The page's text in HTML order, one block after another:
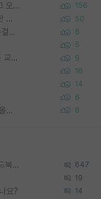
석사입학예정생 분들! 제발 어느 정도 각오는 하고 오세요. 156
포스텍 억까에 대해 (동문의 학문적 아웃풋에 대한 반박) 50
왜 후배가 못하는걸 교수님은 내 책임으로 돌리는걸까요? 6
5
SSH 박사과정을 그만두고 지방대 박사로 옮기면 교수의 꿈은 끝일까요? 9
16
14
6
정보보안 연구하는 입장에선 식별가능한 사진을 올리는건 비추이긴함 6
[무료] 2026 미국 대학원 유학 스타터팩 - 가이드북 & 합격자 컨택메일 템플릿 647
19
요? 14